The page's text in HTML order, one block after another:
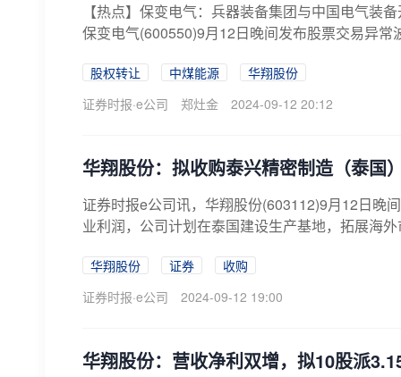
【热点】保变电气：兵器装备集团与中国电气装
保变电气(600550)9月12日晚间发布股票交易异
股权转让 中煤能源
华翔股份
证券时报·e公司
郑灶金 2024-09-12 20:12
华翔股份：拟收购泰兴精密制造（泰国
证券时报e公司讯，华翔股份(603112)9月12日晚
业利润，公司计划在泰国建设生产基地，拓展海
华翔股份 证券
收购
证券时报·e公司
2024-09-12 19:00
华翔股份：营收净利双增，拟10股派